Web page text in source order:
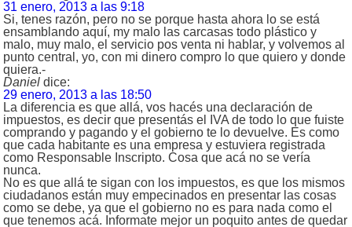
31 enero, 2013 a las 9:18
Si, tenes razón, pero no se porque hasta ahora lo se está
ensamblando aquí, my malo las carcasas todo plástico y
malo, muy malo, el servicio pos venta ni hablar, y volvemos al
punto central, yo, con mi dinero compro lo que quiero y donde
quiera.-
Daniel dice:
29 enero, 2013 a las 18:50
La diferencia es que allá, vos hacés una declaración de
impuestos, es decir que presentás el IVA de todo lo que fuiste
comprando y pagando y el gobierno te lo devuelve. Es como
que cada habitante es una empresa y estuviera registrada
como Responsable Inscripto. Cosa que acá no se vería
nunca.
No es que allá te sigan con los impuestos, es que los mismos
ciudadanos están muy empecinados en presentar las cosas
como se debe, ya que el gobierno no es para nada como el
que tenemos acá. Informate mejor un poquito antes de quedar